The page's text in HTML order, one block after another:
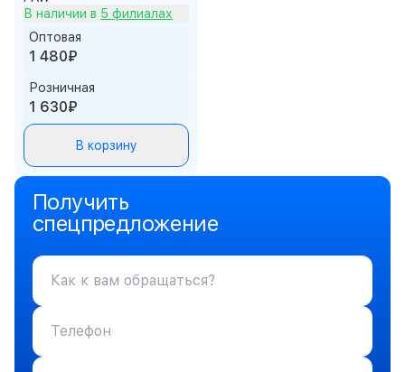
В наличии в 5 филиалах
Оптовая
1 480₽
Розничная
1 630₽
В корзину
Получить
спецпредложение